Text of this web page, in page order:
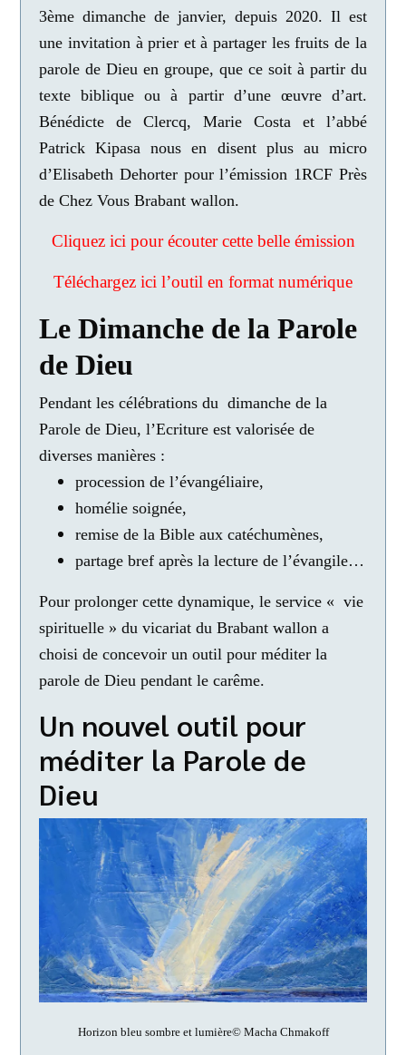
3ème dimanche de janvier, depuis 2020. Il est
une invitation à prier et à partager les fruits de la
parole de Dieu en groupe, que ce soit à partir du
texte biblique ou à partir d’une œuvre d’art.
Bénédicte de Clercq, Marie Costa et l’abbé
Patrick Kipasa nous en disent plus au micro
d’Elisabeth Dehorter pour l’émission 1RCF Près
de Chez Vous Brabant wallon.
Cliquez ici pour écouter cette belle émission
Téléchargez ici l’outil en format numérique
Le Dimanche de la Parole
de Dieu
Pendant les célébrations du dimanche de la
Parole de Dieu, l’Ecriture est valorisée de
diverses manières :
procession de l’évangéliaire,
homélie soignée,
remise de la Bible aux catéchumènes,
partage bref après la lecture de l’évangile…
Pour prolonger cette dynamique, le service « vie
spirituelle » du vicariat du Brabant wallon a
choisi de concevoir un outil pour méditer la
parole de Dieu pendant le carême.
Un nouvel outil pour
méditer la Parole de
Dieu
Horizon bleu sombre et lumière© Macha Chmakoff